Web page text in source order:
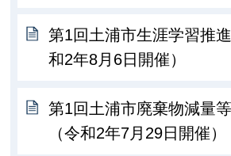
第1回土浦市生涯学習推
和2年8月6日開催）
第1回土浦市廃棄物減量
（令和2年7月29日開催）